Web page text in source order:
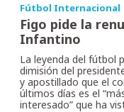
Fútbol Internacional
Figo pide la
Infantino
La leyenda del fútbol
dimisión del
y apostillado que el
últimos días es el
interesado” que ha